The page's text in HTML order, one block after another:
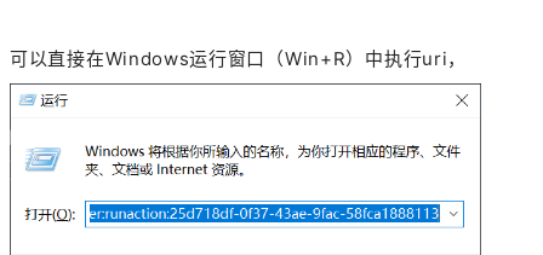
可以直接在Windows运行窗口（Win+R）中执行uri，